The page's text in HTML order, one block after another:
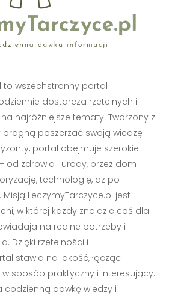
to wszechstronny portal
dostarcza rzetelnych i
najróżniejsze tematy. Tworzony z
pragną poszerzać swoją wiedzę i
portal obejmuje szerokie
od zdrowia i urody, przez dom i
technologię, aż po
Misją LeczymyTarczyce.pl jest
w której każdy znajdzie coś dla
na realne potrzeby i
Dzięki rzetelności i
stawia na jakość, łącząc
sposób praktyczny i interesujący.
codzienną dawkę wiedzy i